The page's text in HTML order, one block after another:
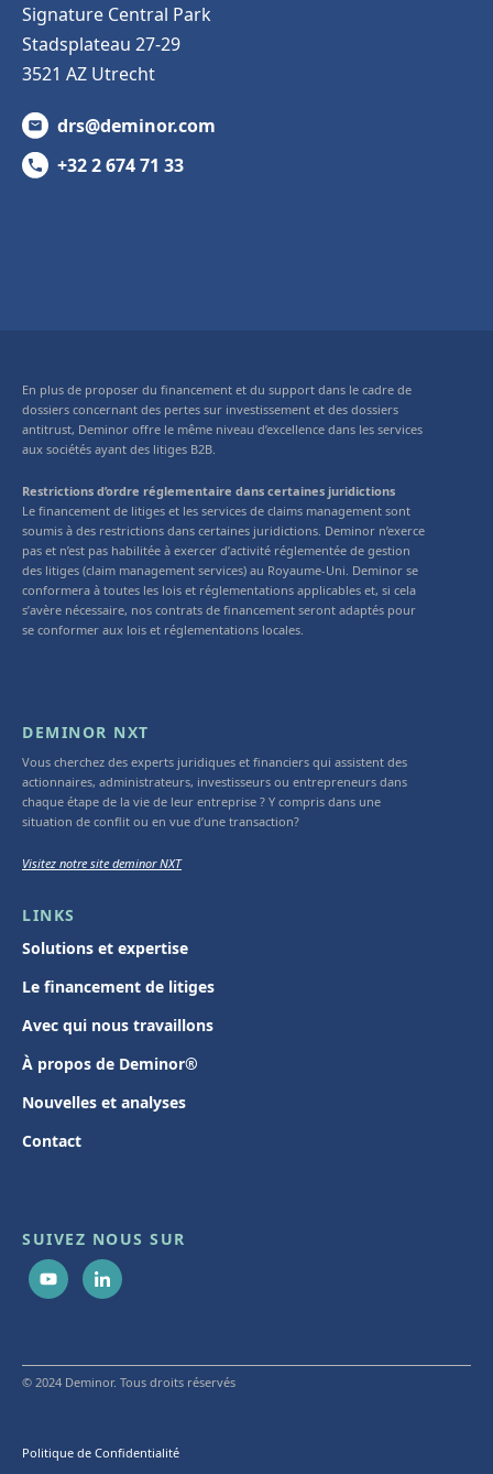
Signature Central Park
Stadsplateau 27-29
3521 AZ Utrecht
drs@deminor.com
+32 2 674 71 33
En plus de proposer du financement et du support dans le cadre de
dossiers concernant des pertes sur investissement et des dossiers
antitrust, Deminor offre le même niveau d’excellence dans les services
aux sociétés ayant des litiges B2B.
Restrictions d’ordre réglementaire dans certaines juridictions
Le financement de litiges et les services de claims management sont
soumis à des restrictions dans certaines juridictions. Deminor n’exerce
pas et n’est pas habilitée à exercer d’activité réglementée de gestion
des litiges (claim management services) au Royaume-Uni. Deminor se
conformera à toutes les lois et réglementations applicables et, si cela
s’avère nécessaire, nos contrats de financement seront adaptés pour
se conformer aux lois et réglementations locales.
DEMINOR NXT
Vous cherchez des experts juridiques et financiers qui assistent des
actionnaires, administrateurs, investisseurs ou entrepreneurs dans
chaque étape de la vie de leur entreprise ? Y compris dans une
situation de conflit ou en vue d’une transaction?
Visitez notre site deminor NXT
LINKS
Solutions et expertise
Le financement de litiges
Avec qui nous travaillons
À propos de Deminor®
Nouvelles et analyses
Contact
SUIVEZ NOUS SUR
© 2024 Deminor. Tous droits réservés
Politique de Confidentialité